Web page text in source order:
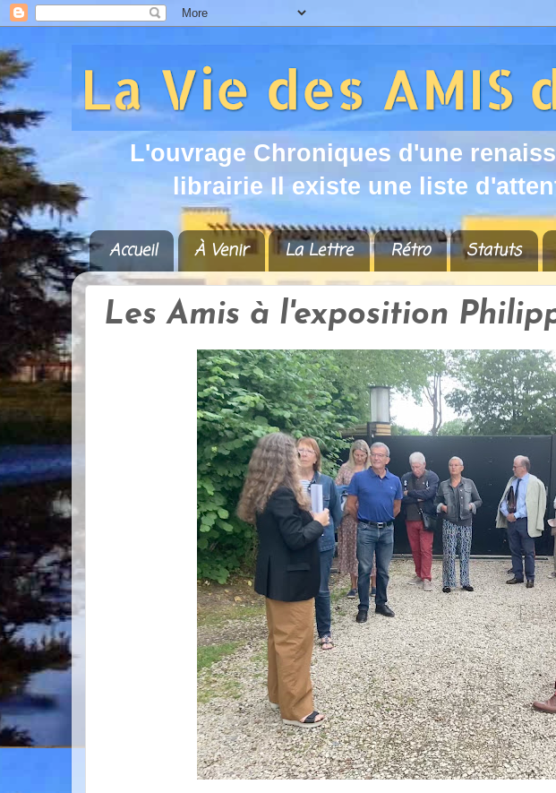
L'ouvrage C hroniques d 'une renaiss
i brairie I existe une iste d 'atten
Accueil À Venir La Lettre Rétro Statuts
Les Amis à l'exposition